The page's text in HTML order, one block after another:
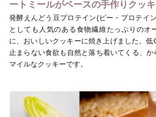
ートミールがベースの手作りクッ
発酵えんどう豆プロテイン(ピー・プロテイ
としても人気のある食物繊維たっぷりのオ
に、おいしいクッキーに焼き上げました。低
止まらない食欲も自然と落ち着いてくる、
マイルなクッキーです。